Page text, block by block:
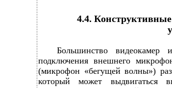
4.4. Конструктивные
Большинство
подключения внешнего
(микрофон «бегущей волны»)
который может выдвигаться